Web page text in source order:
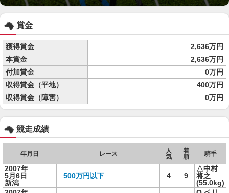
賞金
獲得賞金
2,636万円
本賞金
2,636万円
付加賞金
0万円
収得賞金（平地）
400万円
収得賞金（障害）
0万円
競走成績
年月日 レース
人
気
着
順
騎手
2007年
5月6日
新潟
500万円以下 4 9
△中村
将之
(55.0kg)